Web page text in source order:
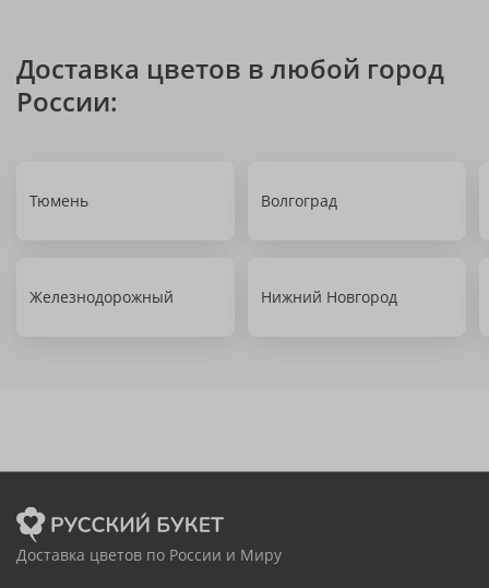
Доставка цветов в любой город
России:
Тюмень Волгоград
Железнодорожный Нижний Новгород
Доставка цветов по России и Миру